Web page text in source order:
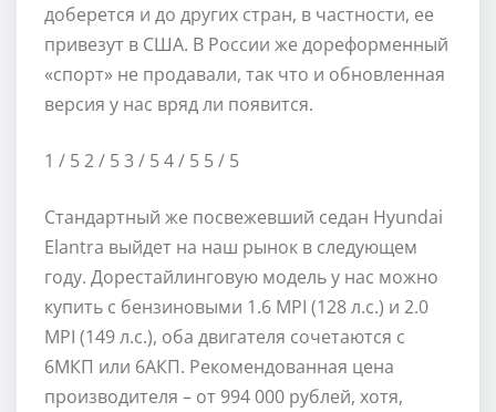
доберется и до других стран, в частности, ее
привезут в США. В России же дореформенный
«спорт» не продавали, так что и обновленная
версия у нас вряд ли появится.
1 / 52/ 53 / 54/ 5 5/ 5
Стандартный же посвежевший седан Hyundai
Elantra выйдет на наш рынок в следующем
году. Дорестайлинговую модель у нас можно
купить с бензиновыми 1.6 MPI (128 л.с.) и 2.0
MPI (149 л.с.), оба двигателя сочетаются с
6МКП или 6АКП. Рекомендованная цена
производителя – от 994 000 рублей, хотя,